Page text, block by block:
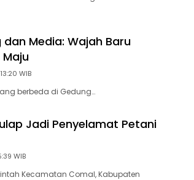
Media: Wajah Baru
WIB
berbeda di Gedung…
Jadi Penyelamat Petani
WIB
Kecamatan Comal, Kabupaten